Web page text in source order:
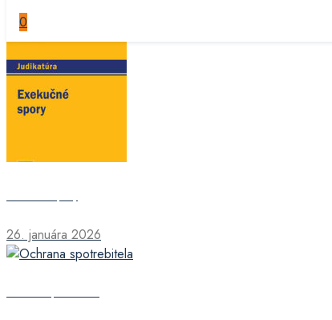
0
26. januára 2026